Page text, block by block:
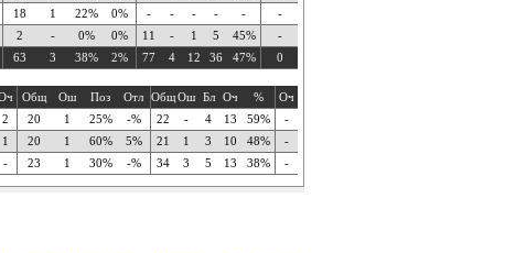
18 1 22% 0% - - - - - -
2 - 0% 0% 11 - 1 5 45% -
63 3 38% 2% 77 4 12 36 47% 0
Общ Ош Поз Отл ОбщОш Бл Оч % Оч
2 20 1 25% -% 22 - 4 13 59% -
1 20 1 60% 5% 21 1 3 10 48% -
- 23 1 30% -% 34 3 5 13 38% -